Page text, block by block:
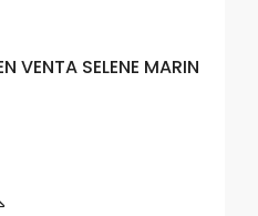
VENTA SELENE MARIN